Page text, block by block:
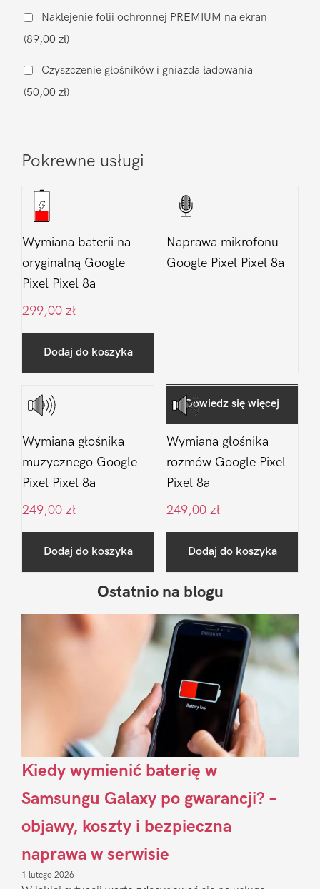
Pixel
Pixel
8a
Naklejenie folii ochronnej PREMIUM na ekran
(89,00 zł)
Czyszczenie głośników i gniazda ładowania
(50,00 zł)
Pokrewne usługi
Wymiana baterii na
oryginalną Google
Pixel Pixel 8a
299,00 zł
Dodaj do koszyka
Naprawa mikrofonu
Google Pixel Pixel 8a
Dowiedz się więcej
Wymiana głośnika
muzycznego Google
Pixel Pixel 8a
249,00 zł
Dodaj do koszyka
Wymiana głośnika
rozmów Google Pixel
Pixel 8a
249,00 zł
Dodaj do koszyka
Sidebar
Ostatnio na blogu
Kiedy wymienić baterię w
Samsungu Galaxy po gwarancji? –
objawy, koszty i bezpieczna
naprawa w serwisie
1 lutego 2026